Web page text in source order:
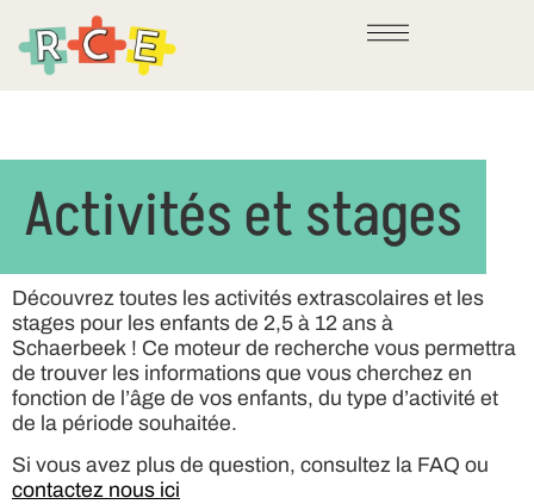
Activités et stages
Découvrez toutes les activités extrascolaires et les
stages pour les enfants de 2,5 à 12 ans à
Schaerbeek ! Ce moteur de recherche vous permettra
de trouver les informations que vous cherchez en
fonction de l’âge de vos enfants, du type d’activité et
de la période souhaitée.
Si vous avez plus de question, consultez la FAQ ou
contactez nous ici